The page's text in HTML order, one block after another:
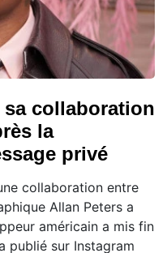
sa collaboration
la
privé
collaboration entre
Allan Peters a
américain a mis fin
publié sur Instagram